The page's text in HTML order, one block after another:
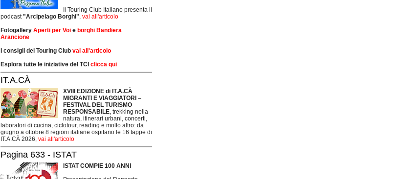
Il Touring Club Italiano presenta il
podcast"Arcipelago Borghi", vai all'articolo
Fotogallery Aperti per Voi e borghi Bandiera
Arancione
I consigli del Touring Club vai all'articolo
Esplora tutte le iniziative del TCI clicca qui
IT.A.CÀ
XVIII EDIZIONE di IT.A.CÀ
MIGRANTI E VIAGGIATORI –
FESTIVAL DEL TURISMO
RESPONSABILE, trekking nella
natura, itinerari urbani, concerti,
laboratori di cucina, ciclotour, reading e molto altro: da
giugno a ottobre 8 regioni italiane ospitano le 16 tappe di
IT.A.CÀ 2026, vai all'articolo
Pagina 633 - ISTAT
ISTAT COMPIE 100 ANNI